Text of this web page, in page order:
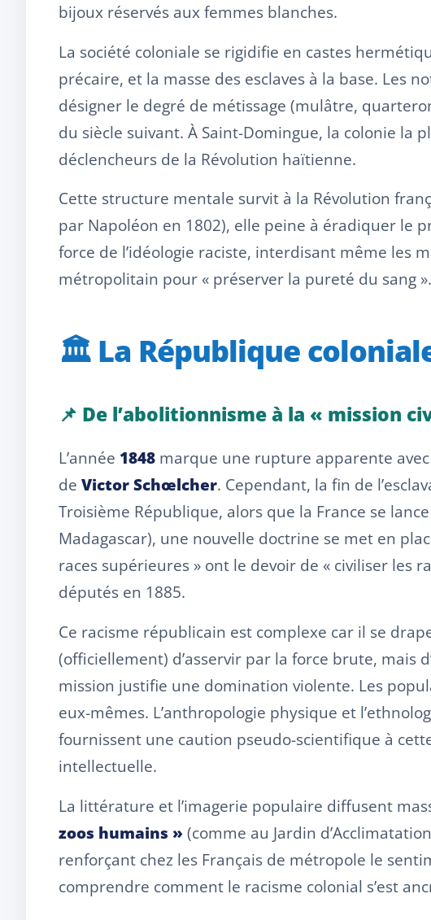
bijoux réservés aux femmes blanches.
La société coloniale se rigidifie en castes
précaire, et la masse des esclaves à la base. Les
désigner le degré de métissage (mulâtre,
du siècle suivant. À Saint-Domingue, la colonie la
déclencheurs de la Révolution haïtienne.
Cette structure mentale survit à la Révolution
par Napoléon en 1802), elle peine à éradiquer le
force de l’idéologie raciste, interdisant même les
métropolitain pour « préserver la pureté du sang ».
🏛️ La République
📌 De l’abolitionnisme à la « mission
L’année 1848 marque une rupture apparente avec
de Victor Schœlcher. Cependant, la fin de
Troisième République, alors que la France se
Madagascar), une nouvelle doctrine se met en
races supérieures » ont le devoir de « civiliser les
députés en 1885.
Ce racisme républicain est complexe car il se
(officiellement) d’asservir par la force brute, mais
mission justifie une domination violente. Les
eux-mêmes. L’anthropologie physique et
fournissent une caution pseudo-scientifique à
intellectuelle.
La littérature et l’imagerie populaire diffusent
zoos humains » (comme au Jardin
renforçant chez les Français de métropole le
comprendre comment le racisme colonial s’est